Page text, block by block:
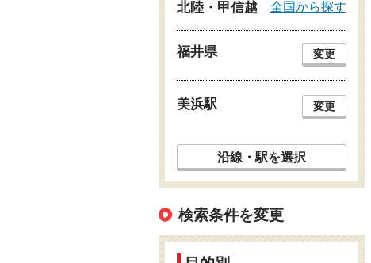
北陸・甲信越 全国から探す
福井県 変更
美浜駅 変更
沿線・駅を選択
検索条件を変更